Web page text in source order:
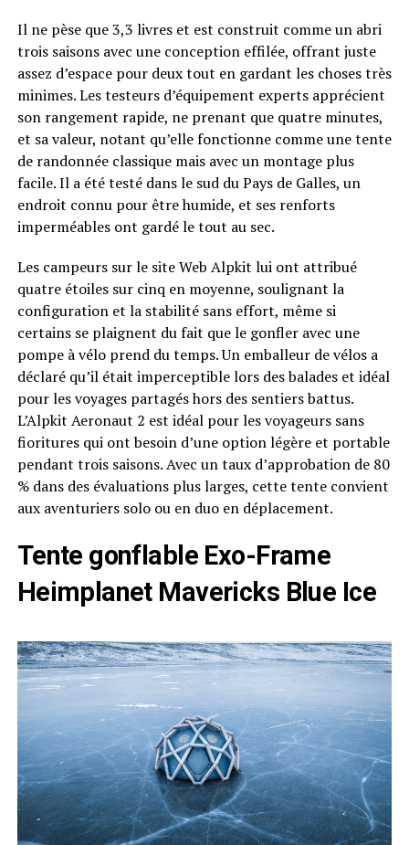
Il ne pèse que 3,3 livres et est construit comme un abri
trois saisons avec une conception effilée, offrant juste
assez d’espace pour deux tout en gardant les choses très
minimes. Les testeurs d’équipement experts apprécient
son rangement rapide, ne prenant que quatre minutes,
et sa valeur, notant qu’elle fonctionne comme une tente
de randonnée classique mais avec un montage plus
facile. Il a été testé dans le sud du Pays de Galles, un
endroit connu pour être humide, et ses renforts
imperméables ont gardé le tout au sec.
Les campeurs sur le site Web Alpkit lui ont attribué
quatre étoiles sur cinq en moyenne, soulignant la
configuration et la stabilité sans effort, même si
certains se plaignent du fait que le gonfler avec une
pompe à vélo prend du temps. Un emballeur de vélos a
déclaré qu’il était imperceptible lors des balades et idéal
pour les voyages partagés hors des sentiers battus.
L’Alpkit Aeronaut 2 est idéal pour les voyageurs sans
fioritures qui ont besoin d’une option légère et portable
pendant trois saisons. Avec un taux d’approbation de 80
% dans des évaluations plus larges, cette tente convient
aux aventuriers solo ou en duo en déplacement.
Tente gonflable Exo-Frame
Heimplanet Mavericks Blue Ice